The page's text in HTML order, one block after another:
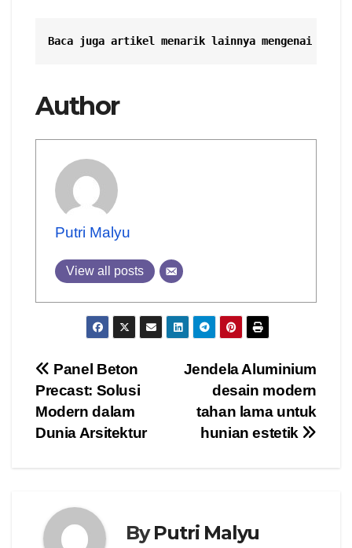
Baca juga artikel menarik lainnya mengenai
Author
Putri Malyu
View all posts
Post
navigation
Jendela Aluminium
desain modern
tahan lama untuk
hunian estetik
Panel Beton
Precast: Solusi
Modern dalam
Dunia Arsitektur
ByPutri Malyu